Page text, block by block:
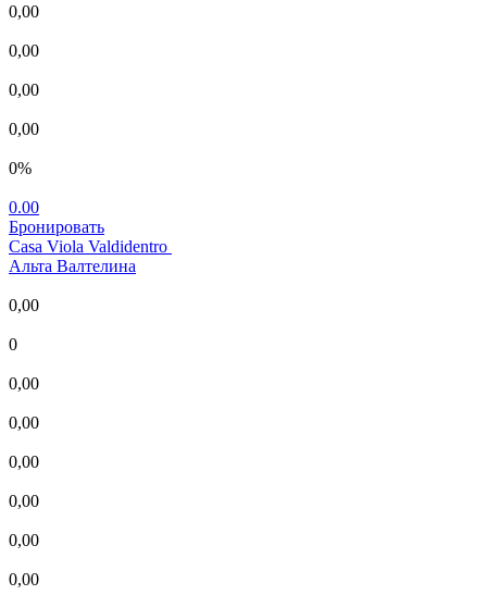
0,00
0,00
0,00
0,00
0%
0.00
Бронировать
Casa Viola Valdidentro
Альта Валтелина
0,00
0
0,00
0,00
0,00
0,00
0,00
0,00